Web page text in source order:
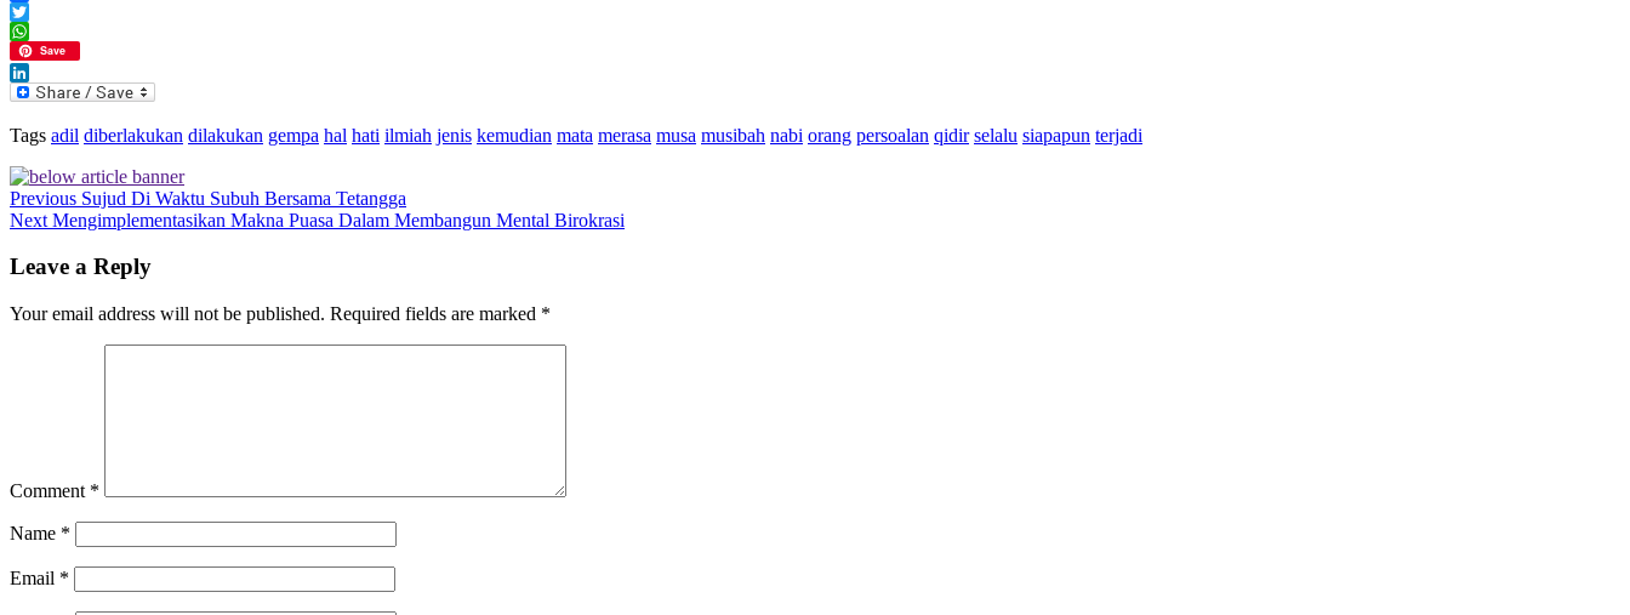
Facebook
Twitter
WhatsApp
Save
LinkedIn
Tags adil diberlakukan dilakukan gempa hal hati ilmiah jenis kemudian mata merasa musa musibah nabi orang persoalan qidir selalu siapapun terjadi
Previous Sujud Di Waktu Subuh Bersama Tetangga
Next Mengimplementasikan Makna Puasa Dalam Membangun Mental Birokrasi
Leave a Reply
Your email address will not be published. Required fields are marked *
Comment *
Name *
Email *